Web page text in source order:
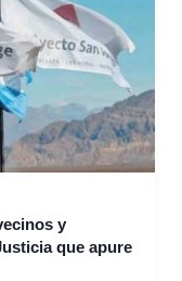
y
que apure